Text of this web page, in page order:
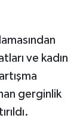
ve kadın
gerginlik